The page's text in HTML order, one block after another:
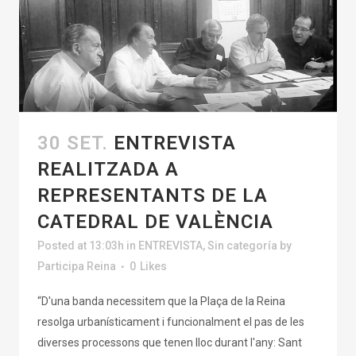
30 SET. ENTREVISTA
REALITZADA A
REPRESENTANTS DE LA
CATEDRAL DE VALÈNCIA
Posted at 13:03h in ENTREVISTA,Sin categoría by
Participa Reina
0 Likes
“D'una banda necessitem que la Plaça de la Reina
resolga urbanísticament i funcionalment el pas de les
diverses processons que tenen lloc durant l'any: Sant